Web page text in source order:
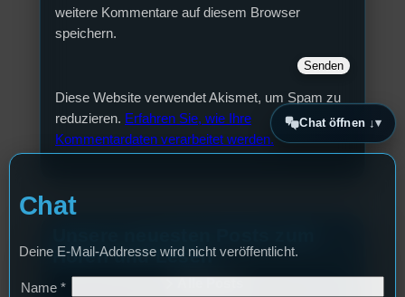
weitere Kommentare auf diesem Browser
speichern.
Diese Website verwendet Akismet, um Spam zu
reduzieren. Erfahren Sie, wie Ihre
Kommentardaten verarbeitet werden.
Hören und Lesen
Chat öffnen ↓
Chat
Deine E-Mail-Addresse wird nicht veröffentlicht.
Name *